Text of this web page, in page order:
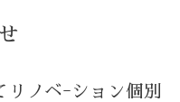
ノベｰション個別